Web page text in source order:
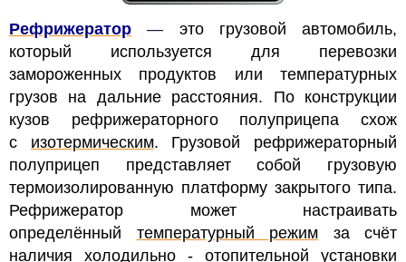
Рефрижератор —
это грузовой автомобиль,
который используется для перевозки
замороженных продуктов или температурных
грузов на дальние расстояния. По конструкции
кузов рефрижераторного полуприцепа схож
с изотермическим. Грузовой рефрижераторный
полуприцеп представляетсобой грузовую
термоизолированную платформу закрытого типа.
Рефрижератор может настраивать
определённый температурный режим за счёт
наличия холодильно - отопительной установки